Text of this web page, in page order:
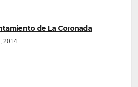
de La Coronada
2014